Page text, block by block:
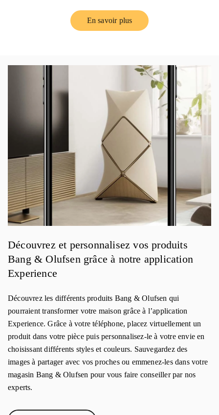
En savoir plusLink Opens in New Tab
Découvrez et personnalisez vos produits
Bang & Olufsen grâce à notre application
Experience
Découvrez les différents produits Bang & Olufsen qui
pourraient transformer votre maison grâce à l’application
Experience. Grâce à votre téléphone, placez virtuellement un
produit dans votre pièce puis personnalisez-le à votre envie en
choisissant différents styles et couleurs. Sauvegardez des
images à partager avec vos proches ou emmenez-les dans votre
magasin Bang & Olufsen pour vous faire conseiller par nos
experts.